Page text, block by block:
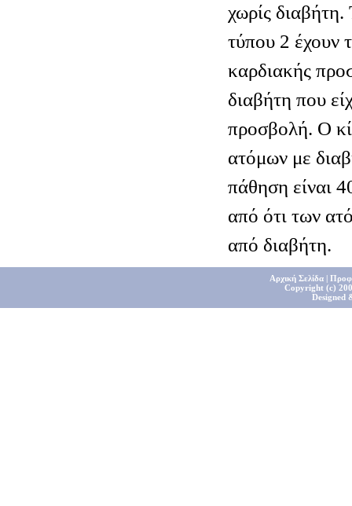
χωρίς
τύπου 2 έχουν
καρδιακής
διαβήτη που
προσβολή. Ο
ατόμων με
πάθηση είναι
από ότι των
από διαβήτη.
Αρχική Σελίδα|
Copyright (c)
Designed